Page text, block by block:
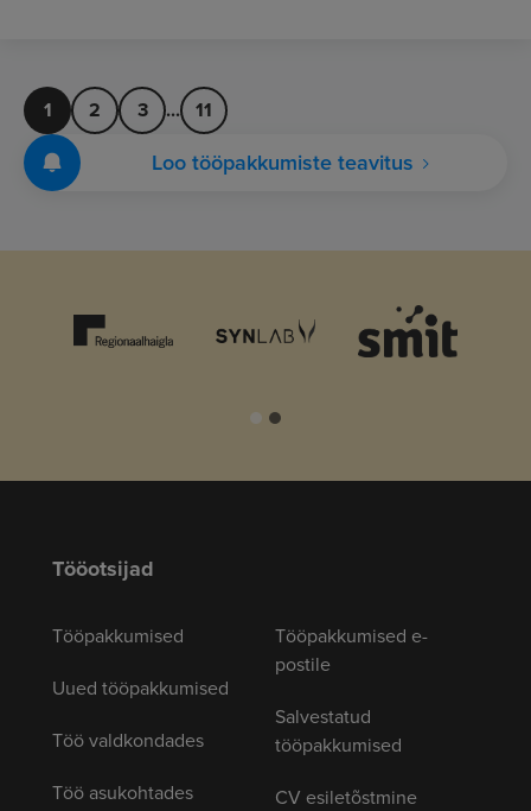
1 2 3 ... 11
Loo tööpakkumiste teavitus
Tööotsijad
Tööpakkumised
Uued tööpakkumised
Töö valdkondades
Töö asukohtades
Tööpakkumised e-
postile
Salvestatud
tööpakkumised
CV esiletõstmine